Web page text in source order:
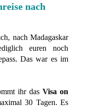
nach
nach Madagaskar
euren noch
Das war es im
ihr dasVisa on
30 Tagen. Es